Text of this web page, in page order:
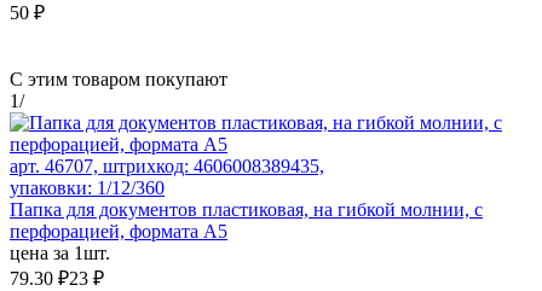
50 ₽
С этим товаром покупают
1/
арт. 46707, штрихкод: 4606008389435,
упаковки: 1/12/360
Папка для документов пластиковая, на гибкой молнии, с
перфорацией, формата А5
цена за 1шт.
79.30 ₽23 ₽